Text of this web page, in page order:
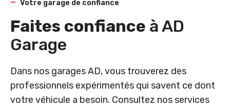
Votre garage de confiance
Faites confiance à AD
Garage
Dans nos garages AD, vous trouverez des
professionnels expérimentés qui savent ce dont
votre véhicule a besoin. Consultez nos services